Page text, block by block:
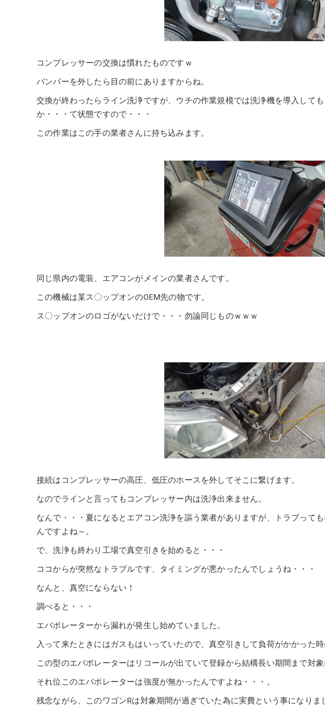
コンプレッサーの交換は慣れたものですｗ
バンパーを外したら目の前にありますからね。
交換が終わったらライン洗浄ですが、ウチの作業規模では洗浄機を導入して
か・・・て状態ですので・・・
この作業はこの手の業者さんに持ち込みます。
同じ県内の電装、エアコンがメインの業者さんです。
この機械は某ス〇ップオンのOEM先の物です。
ス〇ップオンのロゴがないだけで・・・勿論同じものｗｗｗ
接続はコンプレッサーの高圧、低圧のホースを外してそこに繋げます。
なのでラインと言ってもコンプレッサー内は洗浄出来ません。
なんで・・・夏になるとエアコン洗浄を謳う業者がありますが、トラブって
んですよね～。
で、洗浄も終わり工場で真空引きを始めると・・・
ココからが突然なトラブルです、タイミングが悪かったんでしょうね・・・
なんと、真空にならない！
調べると・・・
エバポレーターから漏れが発生し始めていました。
入って来たときにはガスもはいっていたので、真空引きして負荷がかかった時
この型のエバポレーターはリコールが出ていて登録から結構長い期間まで対象
それ位このエバポレーターは強度が無かったんですよね・・・。
残念ながら、このワゴンRは対象期間が過ぎていた為に実費という事になりま